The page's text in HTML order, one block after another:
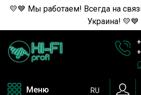
💛💙 Мы работаем! Всегда на
Украина! 💛💙
Меню RU